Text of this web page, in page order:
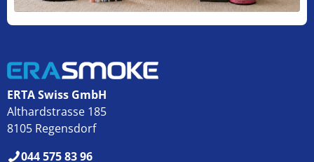
ERTA Swiss GmbH
Althardstrasse 185
8105 Regensdorf
044 575 83 96